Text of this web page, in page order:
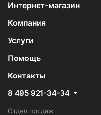
Интернет-магазин
Компания
Услуги
Помощь
Контакты
8 495 921-34-34
Отдел продаж